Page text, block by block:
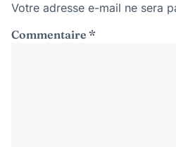
Votre adresse e-mail ne sera
Commentaire *